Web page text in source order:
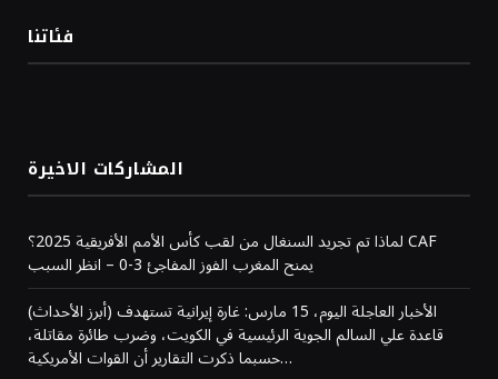
فئاتنا
المشاركات الاخيرة
لماذا تم تجريد السنغال من لقب كأس الأمم الأفريقية 2025؟ CAF
يمنح المغرب الفوز المفاجئ 3-0 – انظر السبب
(أبرز الأحداث) الأخبار العاجلة اليوم، 15 مارس: غارة إيرانية تستهدف
قاعدة علي السالم الجوية الرئيسية في الكويت، وضرب طائرة مقاتلة،
حسبما ذكرت التقارير أن القوات الأمريكية…